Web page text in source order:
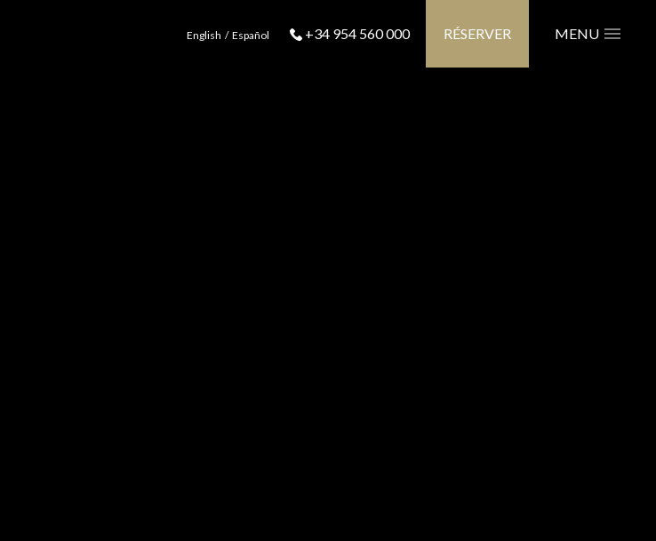
English Español +34 954 560 000 RÉSERVER MENU